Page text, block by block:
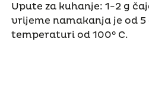
Upute za kuhanje: 1-2 g
vrijeme namakanja je od
temperaturi od 100° C.